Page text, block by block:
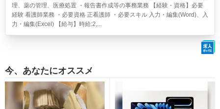
理、薬の管理、医療処置 ・報告書作成等の事務業務 【経験・資格】必要
経験 看護師業務 ・必要資格 正看護師 ・必要スキル 入力・編集(Word)、入
力・編集(Excel) 【給与】時給:2,...
今、あなたにオススメ